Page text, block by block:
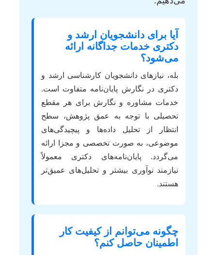
آیا برای دانشجویان ارشد و
دکتری خدمات جداگانه ارائه
می‌شود؟
بله، نیازهای دانشجویان کارشناسی ارشد و
دکتری در نگارش پایان‌نامه متفاوت است.
خدمات مشاوره و نگارش برای هر مقطع
تحصیلی با توجه به عمق پژوهش، سطح
انتظار از تحلیل داده‌ها و پیچیدگی‌های
موضوعی، به صورت تخصصی و مجزا ارائه
می‌گردد. پایان‌نامه‌های دکتری معمولاً
نیازمند نوآوری بیشتر و تحلیل‌های عمیق‌تر
هستند.
چگونه می‌توانم از کیفیت کار
اطمینان حاصل کنم؟